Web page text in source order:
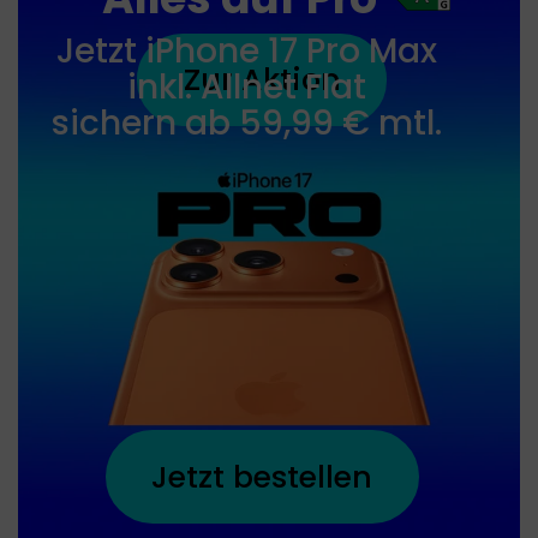
Zur Aktion
Jetzt iPhone 17 Pro Max
inkl. Allnet Flat
sichern ab 59,99 € mtl.
Jetzt bestellen